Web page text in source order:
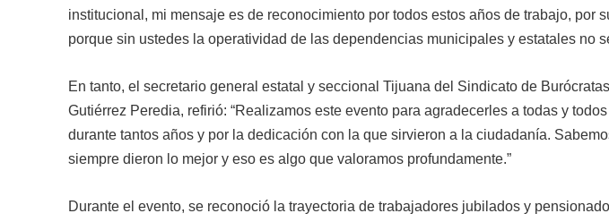
institucional, mi mensaje es de reconocimiento por todos estos años de trabajo, por
porque sin ustedes la operatividad de las dependencias municipales y estatales no
En tanto, el secretario general estatal y seccional Tijuana del Sindicato de
Gutiérrez Peredia, refirió: “Realizamos este evento para agradecerles a todas y
durante tantos años y por la dedicación con la que sirvieron a la ciudadanía.
siempre dieron lo mejor y eso es algo que valoramos profundamente.”
Durante el evento, se reconoció la trayectoria de trabajadores jubilados y